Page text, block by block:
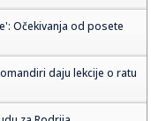
Očekivanja od posete
daju lekcije o ratu